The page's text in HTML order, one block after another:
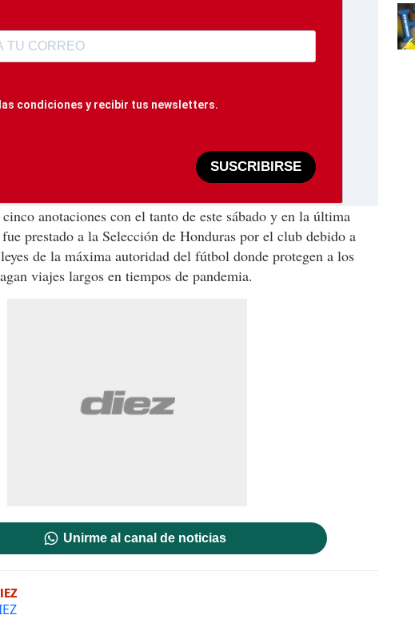
condiciones y recibir tus newsletters.
SUSCRIBIRSE
anotaciones con el tanto de este sábado y en la última
prestado a la Selección de Honduras por el club debido a
de la máxima autoridad del fútbol donde protegen a los
viajes largos en tiempos de pandemia.
Unirme al canal de noticias